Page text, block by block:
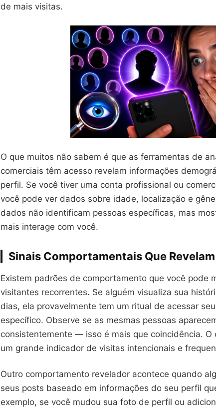
de mais visitas.
O que muitos não sabem é que as ferramentas de
comerciais têm acesso revelam informações
perfil. Se você tiver uma conta profissional ou
você pode ver dados sobre idade, localização e
dados não identificam pessoas específicas, mas
mais interage com você.
Sinais Comportamentais Que
Existem padrões de comportamento que você pode
visitantes recorrentes. Se alguém visualiza sua
dias, ela provavelmente tem um ritual de acessar
específico. Observe se as mesmas pessoas
consistentemente — isso é mais que coincidência. O
um grande indicador de visitas intencionais e
Outro comportamento revelador acontece quando
seus posts baseado em informações do seu perfil
exemplo, se você mudou sua foto de perfil ou